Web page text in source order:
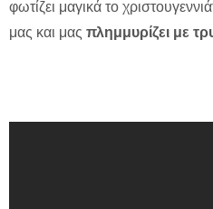
φωτίζει μαγικά το
μας και μας πλημμυρίζει με